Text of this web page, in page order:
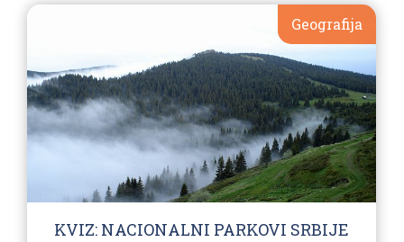
Geografija
KVIZ: NACIONALNI PARKOVI SRBIJE